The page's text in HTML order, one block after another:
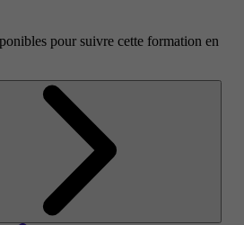
pour suivre cette formation en